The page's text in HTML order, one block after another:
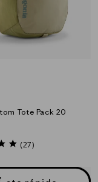
Tote Pack 20
5.0
rating
(27)